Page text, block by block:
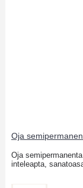
Oja
Oja
inteleapta,